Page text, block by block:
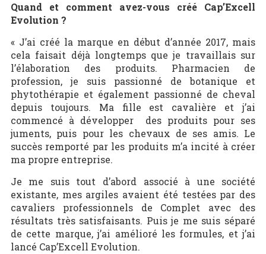
Quand et comment avez-vous créé Cap’Excell
Evolution ?
« J’ai créé la marque en début d’année 2017, mais
cela faisait déjà longtemps que je travaillais sur
l’élaboration des produits. Pharmacien de
profession, je suis passionné de botanique et
phytothérapie et également passionné de cheval
depuis toujours. Ma fille est cavalière et j’ai
commencé à développer des produits pour ses
juments, puis pour les chevaux de ses amis. Le
succès remporté par les produits m’a incité à créer
ma propre entreprise.
Je me suis tout d’abord associé à une société
existante, mes argiles avaient été testées par des
cavaliers professionnels de Complet avec des
résultats très satisfaisants. Puis je me suis séparé
de cette marque, j’ai amélioré les formules, et j’ai
lancé Cap’Excell Evolution.